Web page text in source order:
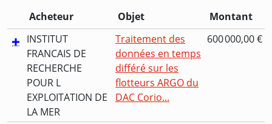
Acheteur Objet
Montant
INSTITUT
FRANCAIS DE
RECHERCHE
POUR L
EXPLOITATION DE
LA MER
Traitement des
données en temps
différé sur les
flotteurs ARGO du
DAC Corio...
600 000,00 €